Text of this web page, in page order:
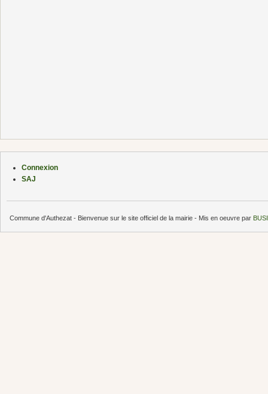
Connexion
SAJ
Commune d'Authezat - Bienvenue sur le site officiel de la mairie - Mis en oeuvre par